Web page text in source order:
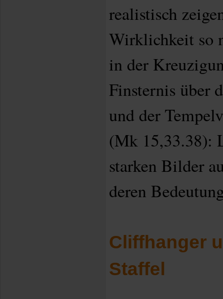
realistisch
Wirklichkeit so
in der
Finsternis über
und der
(Mk 15,33.38):
starken Bilder
deren
Cliffhanger
Staffel